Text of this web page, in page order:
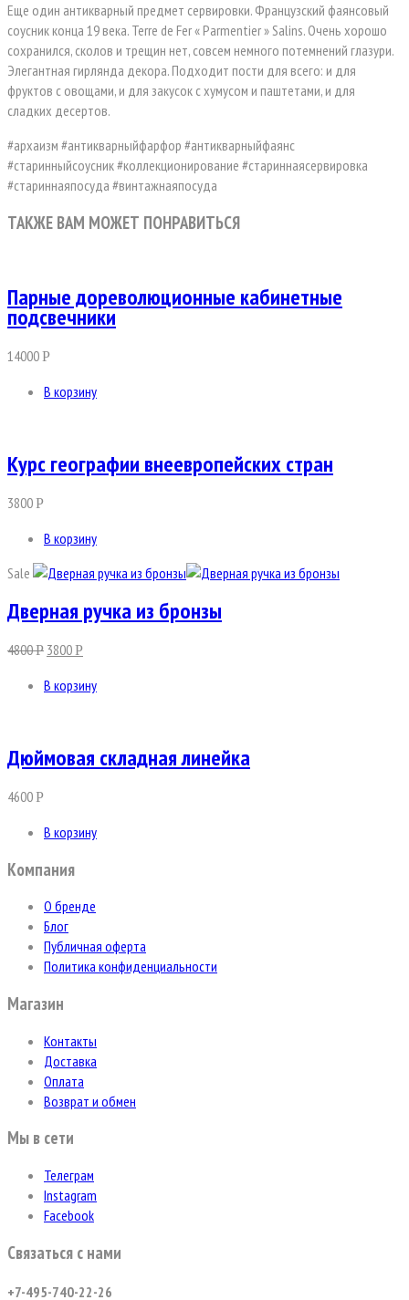
Еще один антикварный предмет сервировки. Французский фаянсовый
соусник конца 19 века. Terre de Fer « Parmentier » Salins. Очень хорошо
сохранился, сколов и трещин нет, совсем немного потемнений глазури.
Элегантная гирлянда декора. Подходит пости для всего: и для
фруктов с овощами, и для закусок с хумусом и паштетами, и для
сладких десертов.
#архаизм #антикварныйфарфор #антикварныйфаянс
#старинныйсоусник #коллекционирование #стариннаясервировка
#стариннаяпосуда #винтажнаяпосуда
ТАКЖЕ ВАМ МОЖЕТ ПОНРАВИТЬСЯ
Парные дореволюционные кабинетные
подсвечники
14000Р
В корзину
Курс географии внеевропейских стран
3800Р
В корзину
Sale
Дверная ручка из бронзы
4800Р 3800Р
В корзину
Дюймовая складная линейка
4600Р
В корзину
Компания
О бренде
Блог
Публичная оферта
Политика конфиденциальности
Магазин
Контакты
Доставка
Оплата
Возврат и обмен
Мы в сети
Телеграм
Instagram
Facebook
Связаться с нами
+7-495-740-22-26